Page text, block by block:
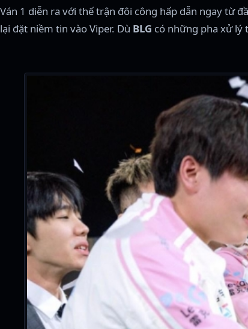
Ván 1 diễn ra với thế trận đôi công hấp dẫn ngay từ
lại đặt niềm tin vào Viper. Dù BLG có những pha xử lý